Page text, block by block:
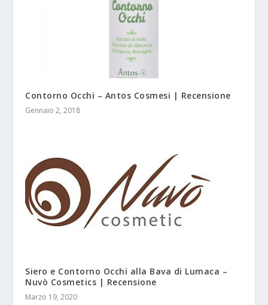
Contorno Occhi – Antos Cosmesi | Recensione
Gennaio 2, 2018
Siero e Contorno Occhi alla Bava di Lumaca –
Nuvò Cosmetics | Recensione
Marzo 19, 2020